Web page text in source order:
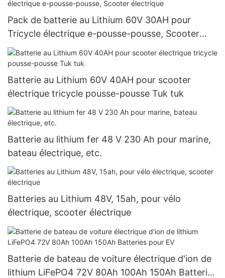
Pack de batterie au Lithium 60V 30AH pour
Tricycle électrique e-pousse-pousse, Scooter
électrique
Batterie au Lithium 60V 40AH pour scooter
électrique tricycle pousse-pousse Tuk tuk
Batterie au lithium fer 48 V 230 Ah pour marine,
bateau électrique, etc.
Batteries au Lithium 48V, 15ah, pour vélo
électrique, scooter électrique
Batterie de bateau de voiture électrique d'ion de
lithium LiFePO4 72V 80Ah 100Ah 150Ah Batteries